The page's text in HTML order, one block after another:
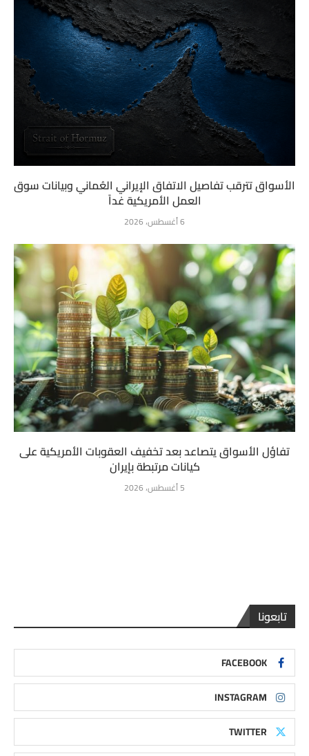
الأسواق تترقب تفاصيل الاتفاق الإيراني العُماني وبيانات سوق
العمل الأمريكية غداً
6 أغسطس، 2026
تفاؤل الأسواق يتصاعد بعد تخفيف العقوبات الأمريكية على
كيانات مرتبطة بإيران
5 أغسطس، 2026
تابعونا
FACEBOOK
INSTAGRAM
TWITTER